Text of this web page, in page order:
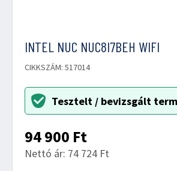
INTEL NUC NUC8I7BEH WIFI
CIKKSZÁM: 517014
Tesztelt / bevizsgált
94 900 Ft
Nettó ár: 74 724 Ft